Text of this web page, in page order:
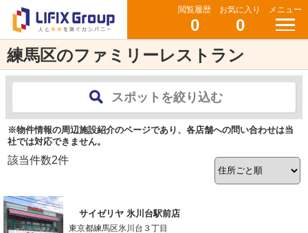
閲覧履歴
0
お気に入り
0
メニュー
練馬区のファミリーレストラン
スポットを絞り込む
※物件情報の周辺施設紹介のページであり、各店舗への問い合わせは当
社では対応できません。
該当件数2件
サイゼリヤ 氷川台駅前店
東京都練馬区氷川台３丁目